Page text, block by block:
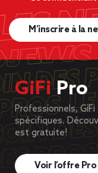
M’inscrire à la
GiFiPro
Professionnels,
spécifiques.
est gratuite!
Voir l’offre Pro